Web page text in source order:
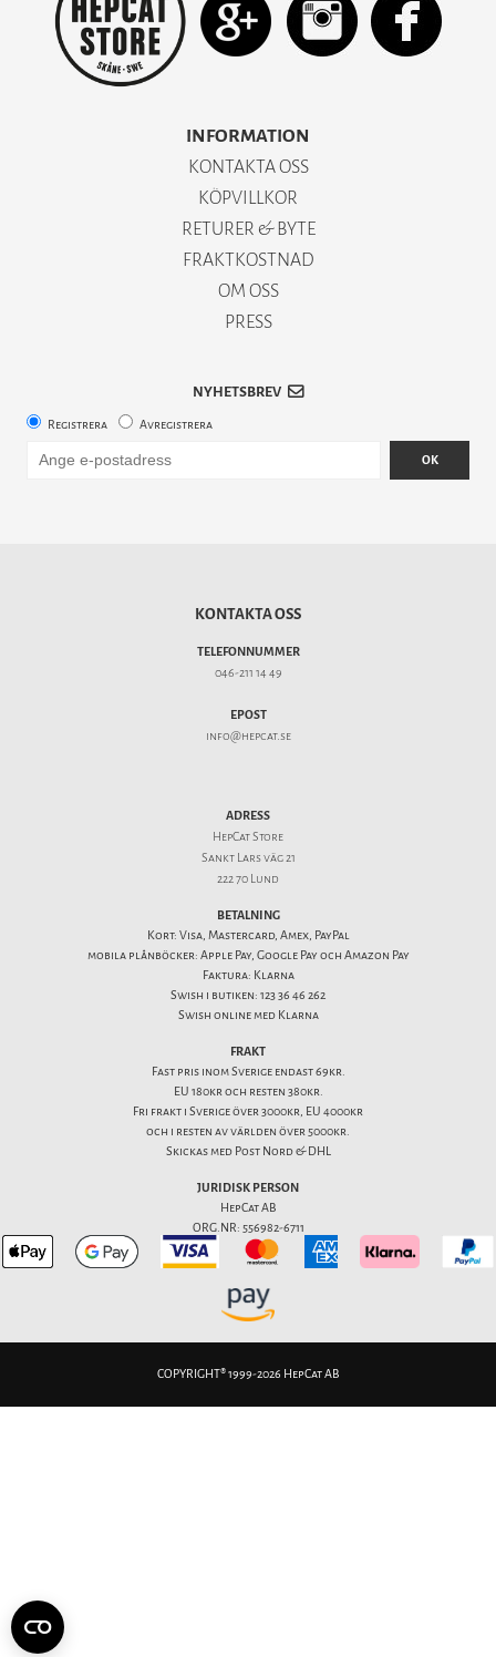
INFORMATION
KONTAKTA OSS
KÖPVILLKOR
RETURER & BYTE
FRAKTKOSTNAD
OM OSS
PRESS
NYHETSBREV
Registrera Avregistrera
OK
KONTAKTA OSS
TELEFONNUMMER
046-211 14 49
EPOST
info@hepcat.se
ADRESS
HepCat Store
Sankt Lars väg 21
222 70 Lund
BETALNING
Kort: Visa, Mastercard, Amex, PayPal
mobila plånböcker: Apple Pay, Google Pay och Amazon Pay
Faktura: Klarna
Swish i butiken: 123 36 46 262
Swish online med Klarna
FRAKT
Fast pris inom Sverige endast 69kr.
EU 180kr och resten 380kr.
Fri frakt i Sverige över 3000kr, EU 4000kr
och i resten av världen över 5000kr.
Skickas med Post Nord & DHL
JURIDISK PERSON
HepCat AB
ORG.NR: 556982-6711
COPYRIGHT® 1999-2026 HepCat AB